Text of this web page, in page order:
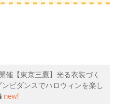
催【東京三鷹】光る衣装づく
ンビダンスでハロウィンを楽し
new!